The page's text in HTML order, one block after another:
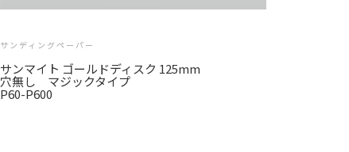
サンディングペーパー
サンマイト ゴールドディスク 125mm
穴無し マジックタイプ
P60-P600